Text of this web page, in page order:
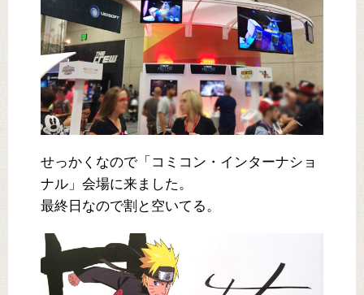
せっかくなので「コミコン・インターナショ
ナル」会場に来ました。
最終日なので割と空いてる。